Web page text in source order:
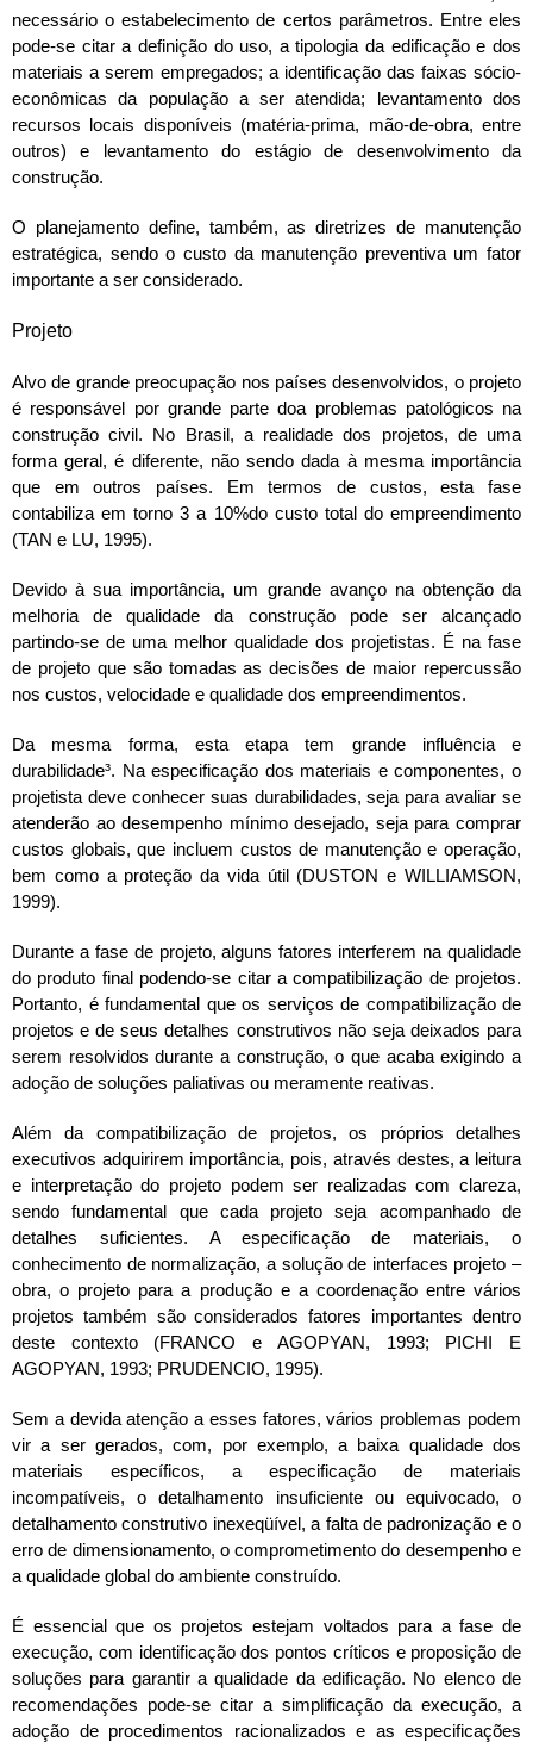
necessário o estabelecimento de certos parâmetros. Entre eles
pode-se citar a definição do uso, a tipologia da edificação e dos
materiais a serem empregados; a identificação das faixas sócio-
econômicas da população a ser atendida; levantamento dos
recursos locais disponíveis (matéria-prima, mão-de-obra, entre
outros) e levantamento do estágio de desenvolvimento da
construção.
O planejamento define, também, as diretrizes de manutenção
estratégica, sendo o custo da manutenção preventiva um fator
importante a ser considerado.
Projeto
Alvo de grande preocupação nos países desenvolvidos, o projeto
é responsável por grande parte doa problemas patológicos na
construção civil. No Brasil, a realidade dos projetos, de uma
forma geral, é diferente, não sendo dada à mesma importância
que em outros países. Em termos de custos, esta fase
contabiliza em torno 3 a 10%do custo total do empreendimento
(TAN e LU, 1995).
Devido à sua importância, um grande avanço na obtenção da
melhoria de qualidade da construção pode ser alcançado
partindo-se de uma melhor qualidade dos projetistas. É na fase
de projeto que são tomadas as decisões de maior repercussão
nos custos, velocidade e qualidade dos empreendimentos.
Da mesma forma, esta etapa tem grande influência e
durabilidade³. Na especificação dos materiais e componentes, o
projetista deve conhecer suas durabilidades, seja para avaliar se
atenderão ao desempenho mínimo desejado, seja para comprar
custos globais, que incluem custos de manutenção e operação,
bem como a proteção da vida útil (DUSTON e WILLIAMSON,
1999).
Durante a fase de projeto, alguns fatores interferem na qualidade
do produto final podendo-se citar a compatibilização de projetos.
Portanto, é fundamental que os serviços de compatibilização de
projetos e de seus detalhes construtivos não seja deixados para
serem resolvidos durante a construção, o que acaba exigindo a
adoção de soluções paliativas ou meramente reativas.
Além da compatibilização de projetos, os próprios detalhes
executivos adquirirem importância, pois, através destes, a leitura
e interpretação do projeto podem ser realizadas com clareza,
sendo fundamental que cada projeto seja acompanhado de
detalhes suficientes. A especificação de materiais, o
conhecimento de normalização, a solução de interfaces projeto –
obra, o projeto para a produção e a coordenação entre vários
projetos também são considerados fatores importantes dentro
deste contexto (FRANCO e AGOPYAN, 1993; PICHI E
AGOPYAN, 1993; PRUDENCIO, 1995).
Sem a devida atenção a esses fatores, vários problemas podem
vir a ser gerados, com, por exemplo, a baixa qualidade dos
materiais específicos, a especificação de materiais
incompatíveis, o detalhamento insuficiente ou equivocado, o
detalhamento construtivo inexeqüível, a falta de padronização e o
erro de dimensionamento, o comprometimento do desempenho e
a qualidade global do ambiente construído.
É essencial que os projetos estejam voltados para a fase de
execução, com identificação dos pontos críticos e proposição de
soluções para garantir a qualidade da edificação. No elenco de
recomendações pode-se citar a simplificação da execução, a
adoção de procedimentos racionalizados e as especificações